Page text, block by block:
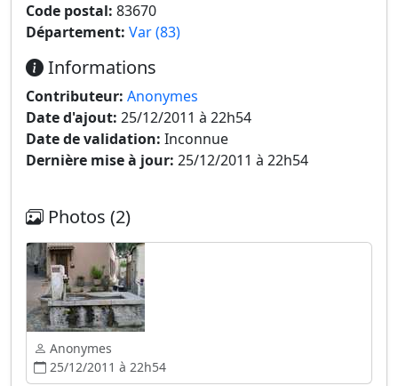
Code postal: 83670
Département: Var (83)
Informations
Contributeur: Anonymes
Date d'ajout: 25/12/2011 à 22h54
Date de validation: Inconnue
Dernière mise à jour: 25/12/2011 à 22h54
Photos (2)
Anonymes
25/12/2011 à 22h54